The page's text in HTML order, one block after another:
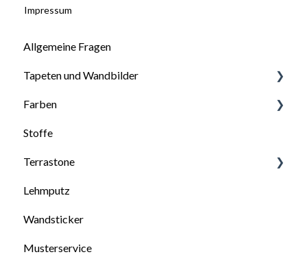
Impressum
Allgemeine Fragen
Tapeten und Wandbilder
Allgemeine Fragen zu Tapeten
Tapetenarten
Tapetenbedarfsberechnung
Untergrundvorbereitung für Tapeten
Tapeziertipps
Videos: Tapezieren
Farben
Allgemeine Fragen zu unseren Farben
Farbwahl: Welche Farbe für welchen Untergrund
Untergrundvorbereitung
Verarbeitung und Tipps
Technische Merkblätter
Stoffe
Terrastone
Allgemeines zu Terrastone
Untergrund für Terrastone
Verarbeitung von Terrastone
Lehmputz
Wandsticker
Musterservice